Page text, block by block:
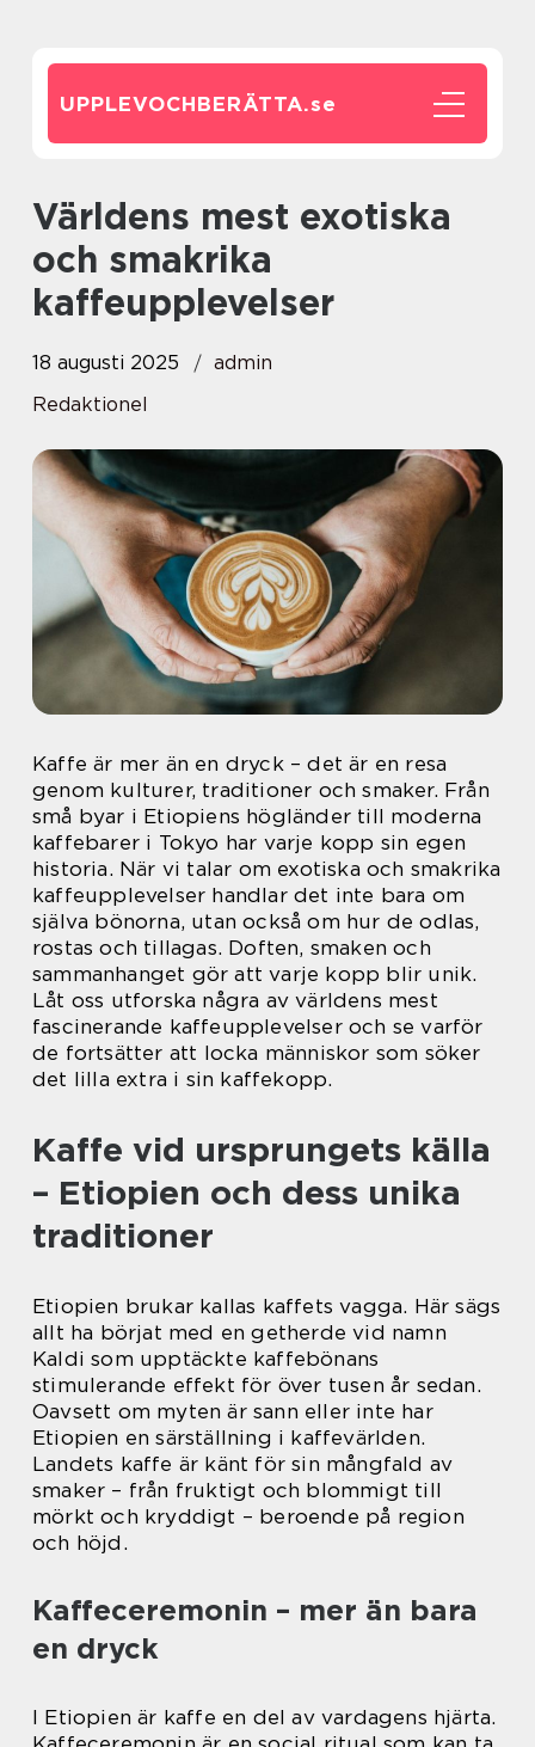
UPPLEVOCHBERÄTTA.se
Världens mest exotiska
och smakrika
kaffeupplevelser
18 augusti 2025
admin
Redaktionel
Kaffe är mer än en dryck – det är en resa
genom kulturer, traditioner och smaker. Från
små byar i Etiopiens högländer till moderna
kaffebarer i Tokyo har varje kopp sin egen
historia. När vi talar om exotiska och smakrika
kaffeupplevelser handlar det inte bara om
själva bönorna, utan också om hur de odlas,
rostas och tillagas. Doften, smaken och
sammanhanget gör att varje kopp blir unik.
Låt oss utforska några av världens mest
fascinerande kaffeupplevelser och se varför
de fortsätter att locka människor som söker
det lilla extra i sin kaffekopp.
Kaffe vid ursprungets källa
– Etiopien och dess unika
traditioner
Etiopien brukar kallas kaffets vagga. Här sägs
allt ha börjat med en getherde vid namn
Kaldi som upptäckte kaffebönans
stimulerande effekt för över tusen år sedan.
Oavsett om myten är sann eller inte har
Etiopien en särställning i kaffevärlden.
Landets kaffe är känt för sin mångfald av
smaker – från fruktigt och blommigt till
mörkt och kryddigt – beroende på region
och höjd.
Kaffeceremonin – mer än bara
en dryck
I Etiopien är kaffe en del av vardagens hjärta.